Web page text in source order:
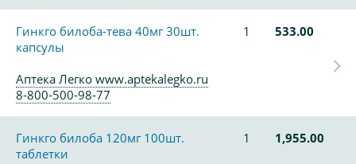
Гинкго билоба-тева 40мг 30шт.
капсулы
1 533.00
Аптека Легко www.aptekalegko.ru
8-800-500-98-77
Гинкго билоба 120мг 100шт.
таблетки
1 1,955.00